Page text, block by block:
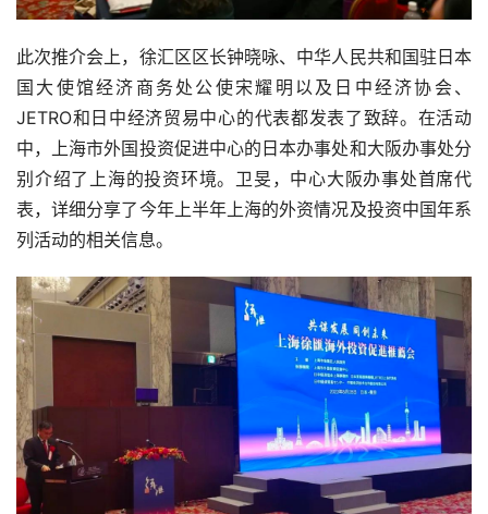
此次推介会上，徐汇区区长钟晓咏、中华人民共和国驻日本
国大使馆经济商务处公使宋耀明以及日中经济协会、
JETRO和日中经济贸易中心的代表都发表了致辞。在活动
中，上海市外国投资促进中心的日本办事处和大阪办事处分
别介绍了上海的投资环境。卫旻，中心大阪办事处首席代
表，详细分享了今年上半年上海的外资情况及投资中国年系
列活动的相关信息。